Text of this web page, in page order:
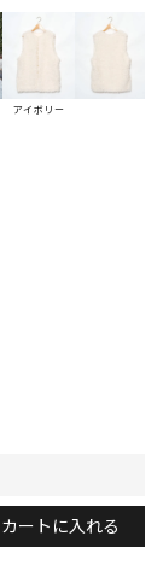
アイボリー
カートに入れる